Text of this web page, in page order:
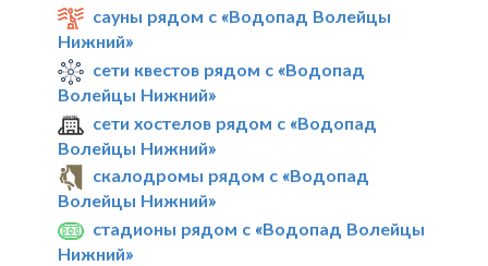
сауны рядом с «Водопад Волейцы
Нижний»
сети квестов рядом с «Водопад
Волейцы Нижний»
сети хостелов рядом с «Водопад
Волейцы Нижний»
скалодромы рядом с «Водопад
Волейцы Нижний»
стадионы рядом с «Водопад Волейцы
Нижний»